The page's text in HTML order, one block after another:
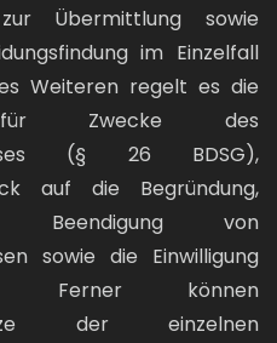
Übermittlung sowie
im Einzelfall
Weiteren regelt es die
für Zwecke des
(§ 26 BDSG),
auf die Begründung,
Beendigung von
sowie die Einwilligung
Ferner können
der einzelnen